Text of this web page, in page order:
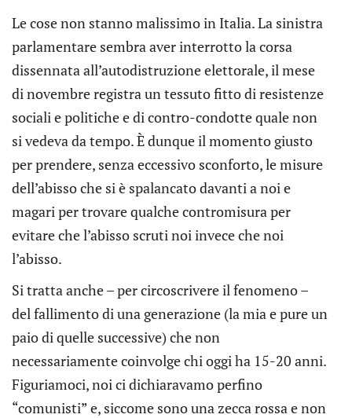
Le cose non stanno malissimo in Italia. La sinistra
parlamentare sembra aver interrotto la corsa
dissennata all’autodistruzione elettorale, il mese
di novembre registra un tessuto fitto di resistenze
sociali e politiche e di contro-condotte quale non
si vedeva da tempo. È dunque il momento giusto
per prendere, senza eccessivo sconforto, le misure
dell’abisso che si è spalancato davanti a noi e
magari per trovare qualche contromisura per
evitare che l’abisso scruti noi invece che noi
l’abisso.
Si tratta anche – per circoscrivere il fenomeno –
del fallimento di una generazione (la mia e pure un
paio di quelle successive) che non
necessariamente coinvolge chi oggi ha 15-20 anni.
Figuriamoci, noi ci dichiaravamo perfino
“comunisti” e, siccome sono una zecca rossa e non